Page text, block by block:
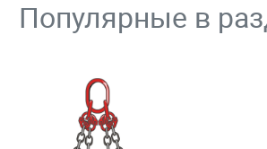
Популярные в